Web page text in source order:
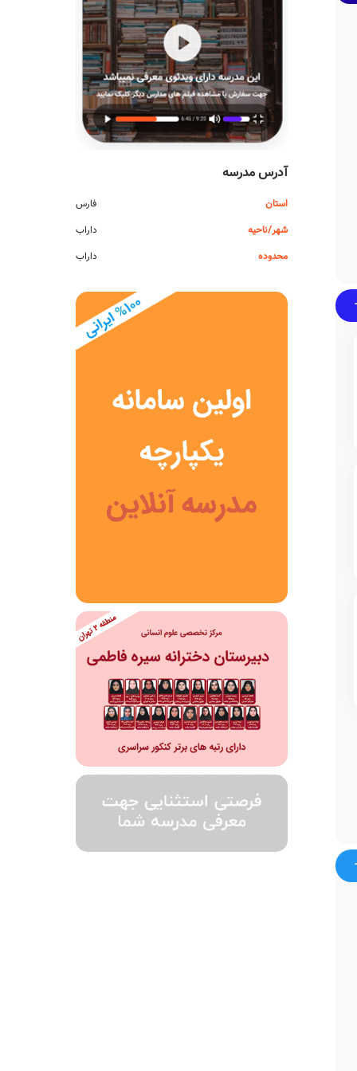
آدرس مدرسه
استان
فارس
شهر/ناحیه
داراب
محدوده
داراب